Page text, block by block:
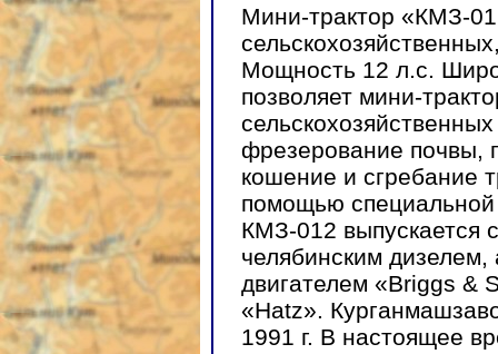
Мини-трактор «КМЗ-
Мощность 12 л.с.
позволяет мини-
фрезерование почвы,
кошение и сгребание
помощью
КМЗ-012 выпускается
челябинским
двигателем «Briggs &
«Hatz».
1991 г. В настоящее